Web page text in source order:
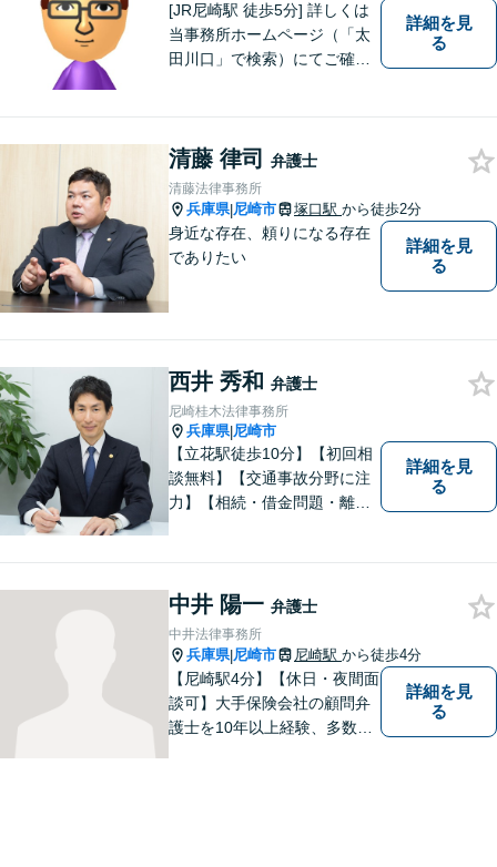
[JR尼崎駅 徒歩5分] 詳しくは
当事務所ホームページ（「太
田川口」で検索）にてご確認
詳細を見
る
清藤 律司 弁護士
清藤法律事務所
兵庫県|尼崎市 塚口駅 から徒歩2分
身近な存在、頼りになる存在
でありたい
詳細を見
る
西井 秀和 弁護士
尼崎桂木法律事務所
兵庫県|尼崎市
【立花駅徒歩10分】【初回相
談無料】【交通事故分野に注
力】【相続・借金問題・離
添って解決を目指します。
詳細を見
る
中井 陽一 弁護士
中井法律事務所
兵庫県|尼崎市 尼崎駅 から徒歩4分
【尼崎駅4分】【休日・夜間面
談可】大手保険会社の顧問弁
護士を10年以上経験、多数の
詳細を見
る